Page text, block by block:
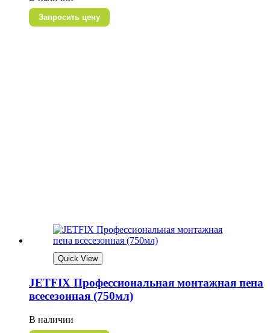
Запросить цену
Quick View
JETFIX Профессиональная монтажная пена
всесезонная (750мл)
В наличии